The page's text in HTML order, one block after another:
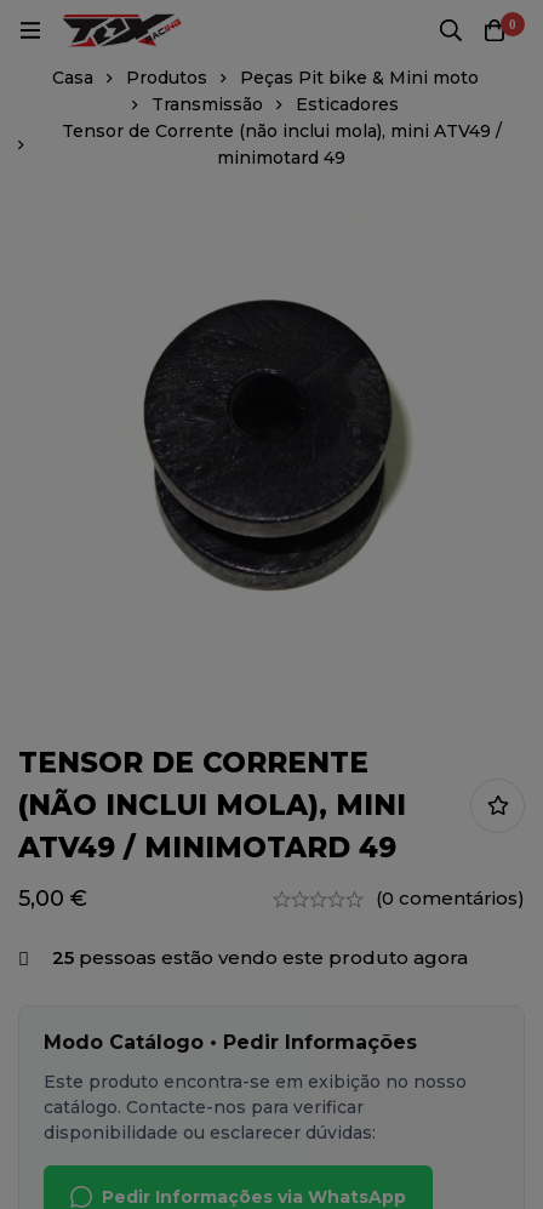
0
Casa Produtos
Peças Pit bike & Mini moto
Transmissão
Esticadores
Tensor de Corrente (não inclui mola), mini ATV49 /
minimotard 49
TENSOR DE CORRENTE
(NÃO INCLUI MOLA), MINI
ATV49 / MINIMOTARD 49
5,00 € (0 comentários)
25 pessoas estão vendo este produto agora
Modo Catálogo • Pedir Informações
Este produto encontra-se em exibição no nosso
catálogo. Contacte-nos para verificar
disponibilidade ou esclarecer dúvidas:
Pedir Informações via WhatsApp